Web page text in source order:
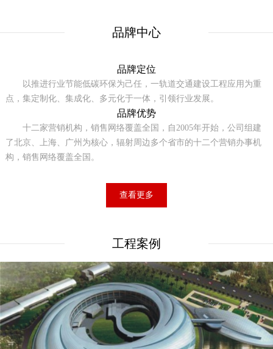
品牌中心
品牌定位
以推进行业节能低碳环保为己任，一轨道交通建设工程应用为重
点，集定制化、集成化、多元化于一体，引领行业发展。
品牌优势
十二家营销机构，销售网络覆盖全国，自2005年开始，公司组建
了北京、上海、广州为核心，辐射周边多个省市的十二个营销办事机
构，销售网络覆盖全国。
查看更多
工程案例